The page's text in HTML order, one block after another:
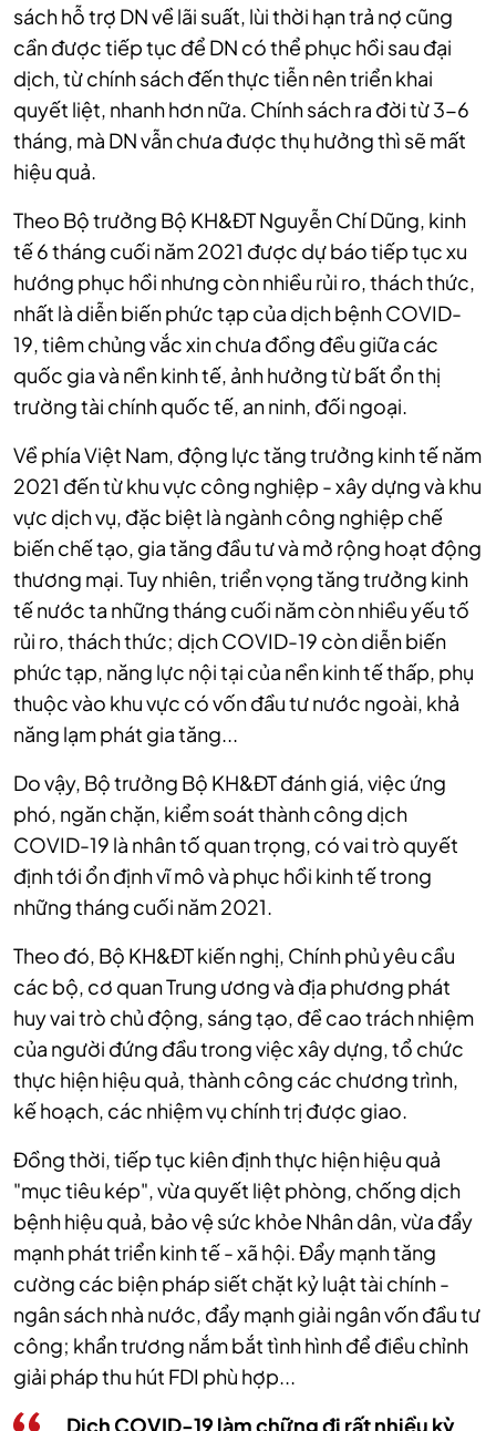
sách hỗ trợ DN về lãi suất, lùi thời hạn trả nợ cũng
cần được tiếp tục để DN có thể phục hồi sau đại
dịch, từ chính sách đến thực tiễn nên triển khai
quyết liệt, nhanh hơn nữa. Chính sách ra đời từ 3-6
tháng, mà DN vẫn chưa được thụ hưởng thì sẽ mất
hiệu quả.
Theo Bộ trưởng Bộ KH&ĐT Nguyễn Chí Dũng, kinh
tế 6 tháng cuối năm 2021 được dự báo tiếp tục xu
hướng phục hồi nhưng còn nhiều rủi ro, thách thức,
nhất là diễn biến phức tạp của dịch bệnh COVID-
19, tiêm chủng vắc xin chưa đồng đều giữa các
quốc gia và nền kinh tế, ảnh hưởng từ bất ổn thị
trường tài chính quốc tế, an ninh, đối ngoại.
Về phía Việt Nam, động lực tăng trưởng kinh tế năm
2021 đến từ khu vực công nghiệp - xây dựng và khu
vực dịch vụ, đặc biệt là ngành công nghiệp chế
biến chế tạo, gia tăng đầu tư và mở rộng hoạt động
thương mại. Tuy nhiên, triển vọng tăng trưởng kinh
tế nước ta những tháng cuối năm còn nhiều yếu tố
rủi ro, thách thức; dịch COVID-19 còn diễn biến
phức tạp, năng lực nội tại của nền kinh tế thấp, phụ
thuộc vào khu vực có vốn đầu tư nước ngoài, khả
năng lạm phát gia tăng...
Do vậy, Bộ trưởng Bộ KH&ĐT đánh giá, việc ứng
phó, ngăn chặn, kiểm soát thành công dịch
COVID-19 là nhân tố quan trọng, có vai trò quyết
định tới ổn định vĩ mô và phục hồi kinh tế trong
những tháng cuối năm 2021.
Theo đó, Bộ KH&ĐT kiến nghị, Chính phủ yêu cầu
các bộ, cơ quan Trung ương và địa phương phát
huy vai trò chủ động, sáng tạo, đề cao trách nhiệm
của người đứng đầu trong việc xây dựng, tổ chức
thực hiện hiệu quả, thành công các chương trình,
kế hoạch, các nhiệm vụ chính trị được giao.
Đồng thời, tiếp tục kiên định thực hiện hiệu quả
"mục tiêu kép", vừa quyết liệt phòng, chống dịch
bệnh hiệu quả, bảo vệ sức khỏe Nhân dân, vừa đẩy
mạnh phát triển kinh tế - xã hội. Đẩy mạnh tăng
cường các biện pháp siết chặt kỷ luật tài chính -
ngân sách nhà nước, đẩy mạnh giải ngân vốn đầu tư
công; khẩn trương nắm bắt tình hình để điều chỉnh
giải pháp thu hút FDI phù hợp...
Dịch COVID-19 làm chững đi rất nhiều kỳ